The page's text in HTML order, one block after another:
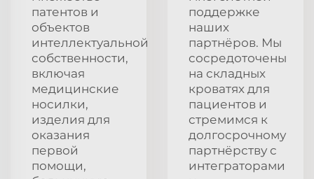
патентов и
объектов
интеллектуальной
собственности,
включая
медицинские
носилки,
изделия для
оказания
первой
помощи,
поддержке
наших
партнёров. Мы
сосредоточены
на складных
кроватях для
пациентов и
стремимся к
долгосрочному
партнёрству с
интеграторами